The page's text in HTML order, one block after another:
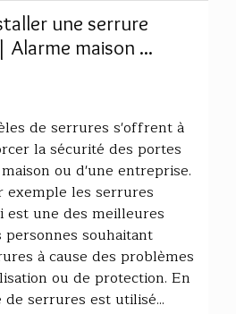
une serrure
maison ...
de serrures s'offrent à
la sécurité des portes
ou d'une entreprise.
exemple les serrures
est une des meilleures
souhaitant
à cause des problèmes
ou de protection. En
serrures est utilisé...